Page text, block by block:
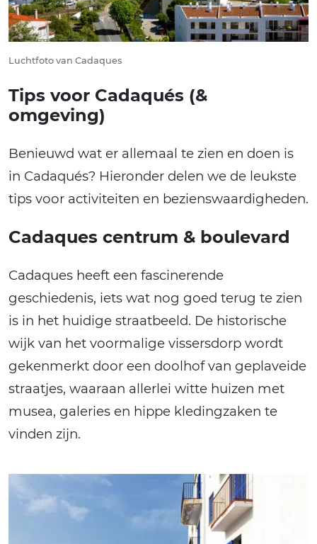
Luchtfoto van Cadaques
Tips voor Cadaqués (&
omgeving)
Benieuwd wat er allemaal te zien en doen is
in Cadaqués? Hieronder delen we de leukste
tips voor activiteiten en bezienswaardigheden.
Cadaques centrum & boulevard
Cadaques heeft een fascinerende
geschiedenis, iets wat nog goed terug te zien
is in het huidige straatbeeld. De historische
wijk van het voormalige vissersdorp wordt
gekenmerkt door een doolhof van geplaveide
straatjes, waaraan allerlei witte huizen met
musea, galeries en hippe kledingzaken te
vinden zijn.